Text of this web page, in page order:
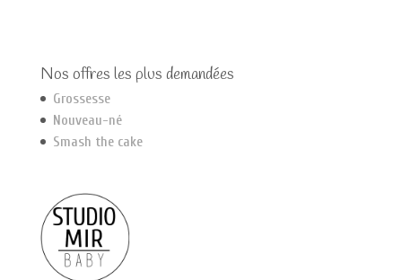
Nos offres les plus demandées
Grossesse
Nouveau-né
Smash the cake